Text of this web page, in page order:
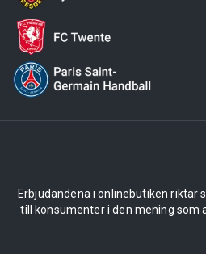
Erbjudandena i onlinebutiken riktar
till konsumenter i den mening som